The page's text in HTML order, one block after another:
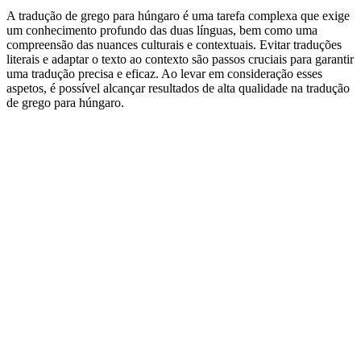
A tradução de grego para húngaro é uma tarefa complexa que exige
um conhecimento profundo das duas línguas, bem como uma
compreensão das nuances culturais e contextuais. Evitar traduções
literais e adaptar o texto ao contexto são passos cruciais para garantir
uma tradução precisa e eficaz. Ao levar em consideração esses
aspetos, é possível alcançar resultados de alta qualidade na tradução
de grego para húngaro.